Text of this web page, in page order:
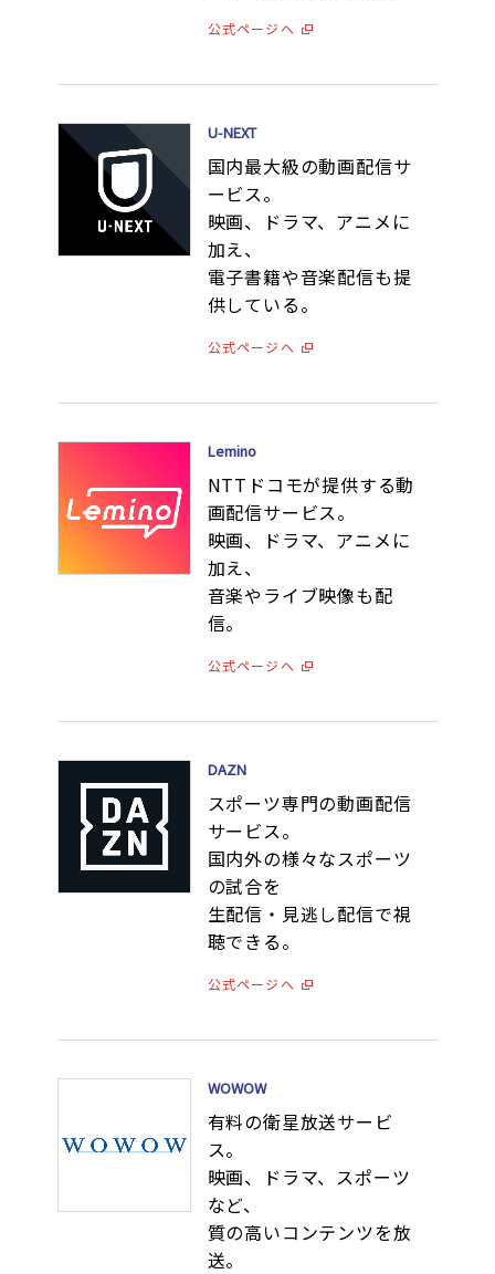
公式ページへ
U-NEXT
国内最大級の動画配信サ
ービス。
映画、ドラマ、アニメに
加え、
電子書籍や音楽配信も提
供している。
公式ページへ
Lemino
NTTドコモが提供する動
画配信サービス。
映画、ドラマ、アニメに
加え、
音楽やライブ映像も配
信。
公式ページへ
DAZN
スポーツ専門の動画配信
サービス。
国内外の様々なスポーツ
の試合を
生配信・見逃し配信で視
聴できる。
公式ページへ
WOWOW
有料の衛星放送サービ
ス。
映画、ドラマ、スポーツ
など、
質の高いコンテンツを放
送。